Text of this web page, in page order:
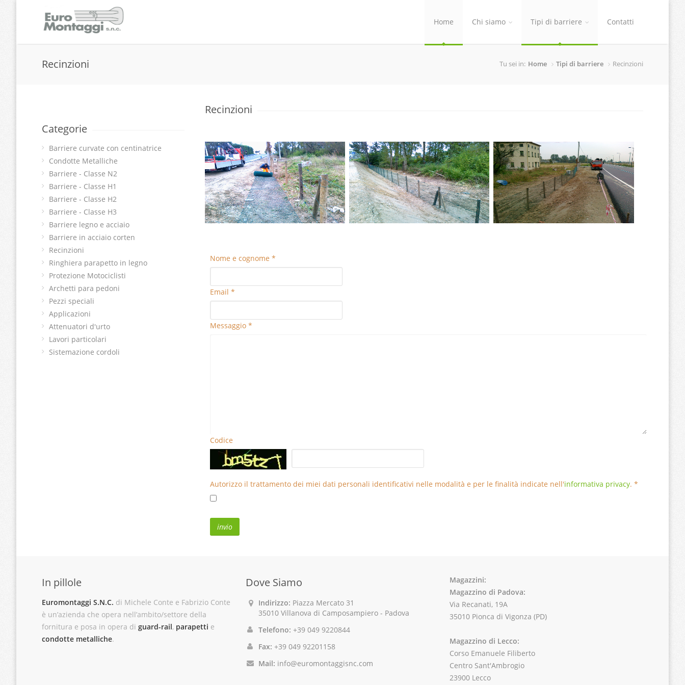
Home Chi siamo Tipi di barriere Contatti
Recinzioni Tu sei in: Home Tipi di barriere Recinzioni
Categorie
Barriere curvate con centinatrice
Condotte Metalliche
Barriere - Classe N2
Barriere - Classe H1
Barriere - Classe H2
Barriere - Classe H3
Barriere legno e acciaio
Barriere in acciaio corten
Recinzioni
Ringhiera parapetto in legno
Protezione Motociclisti
Archetti para pedoni
Pezzi speciali
Applicazioni
Attenuatori d'urto
Lavori particolari
Sistemazione cordoli
Recinzioni
Nome e cognome *
Email *
Messaggio *
Codice
Autorizzo il trattamento dei miei dati personali identificativi nelle modalità e per le finalità indicate nell'informativa privacy. *
In pillole
Euromontaggi S.N.C. di Michele Conte e Fabrizio Conte
è un’azienda che opera nell’ambito/settore della
fornitura e posa in opera di guard-rail, parapetti e
condotte metalliche.
Dove Siamo
Indirizzo: Piazza Mercato 31
35010 Villanova di Camposampiero - Padova
Telefono: +39 049 9220844
Fax: +39 049 92201158
Mail: info@euromontaggisnc.com
Magazzini:
Magazzino di Padova:
Via Recanati, 19A
35010 Pionca di Vigonza (PD)
Magazzino di Lecco:
Corso Emanuele Filiberto
Centro Sant'Ambrogio
23900 Lecco